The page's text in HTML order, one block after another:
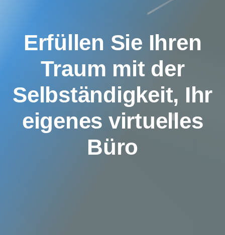
Erfüllen Sie Ihren
Traum mit der
Selbständigkeit, Ihr
eigenes virtuelles
Büro